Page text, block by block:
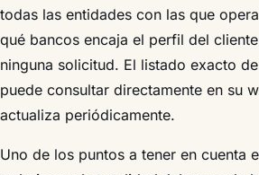
todas las entidades con las que
qué bancos encaja el perfil del
ninguna solicitud. El listado exacto
puede consultar directamente en su
actualiza periódicamente.
Uno de los puntos a tener en cuenta